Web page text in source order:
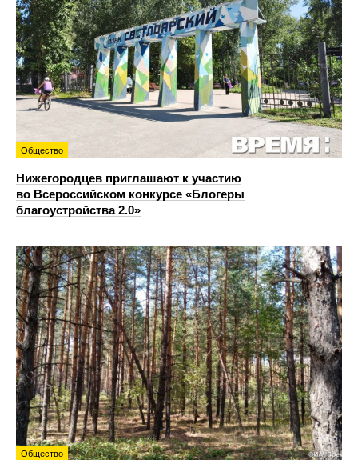
Общество
Нижегородцев приглашают к участию
во Всероссийском конкурсе «Блогеры
благоустройства 2.0»
Общество